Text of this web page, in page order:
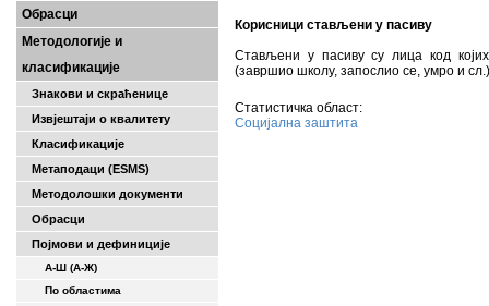
Обрасци
Методологије и
класификације
Знакови и скраћенице
Извјештаји о квалитету
Класификације
Метаподаци (ESMS)
Методолошки документи
Обрасци
Појмови и дефиниције
А-Ш (A-Ж)
По областима
Корисници стављени у пасиву
Стављени у пасиву су лица код
(завршио школу, запослио се, умро и
Статистичка област:
Социјална заштита